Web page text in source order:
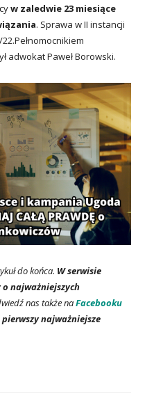
w zaledwie 23 miesiące
. Sprawa w II instancji
adwokat Paweł Borowski.
do końca. W serwisie
najważniejszych
nas także naFacebooku
najważniejsze